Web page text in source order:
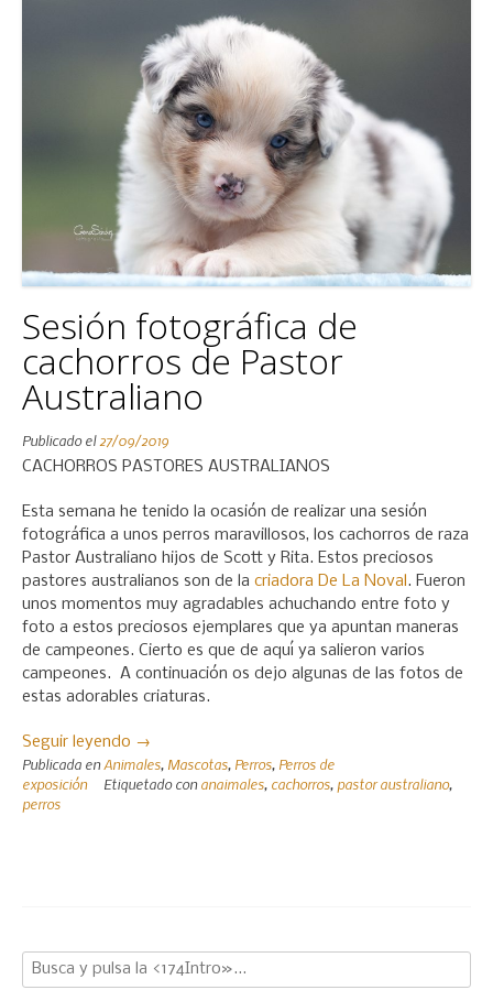
Sesión fotográfica de
cachorros de Pastor
Australiano
Publicado el27/09/2019
CACHORROS PASTORES AUSTRALIANOS
Esta semana he tenido la ocasión de realizar una sesión
fotográfica a unos perros maravillosos, los cachorros de raza
Pastor Australiano hijos de Scott y Rita. Estos preciosos
pastores australianos son de la criadora De La Noval . Fueron
unos momentos muy agradables achuchando entre foto y
foto a estos preciosos ejemplares que ya apuntan maneras
de campeones. Cierto es que de aquí ya salieron varios
campeones. A continuación os dejo algunas de las fotos de
estas adorables criaturas.
Seguir leyendo «Sesión
fotográfica
de
→
Publicada en Animales, Mascotas, Perros, Perros de
exposición
Etiquetado con anaimales, cachorros, pastor australiano,
perros